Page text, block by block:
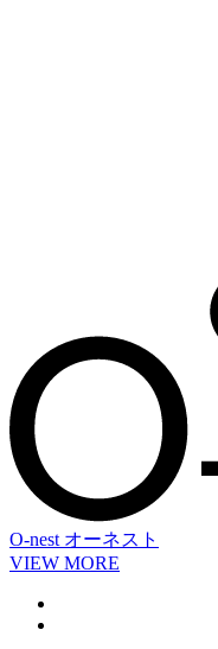
O-nest オーネスト
VIEW MORE